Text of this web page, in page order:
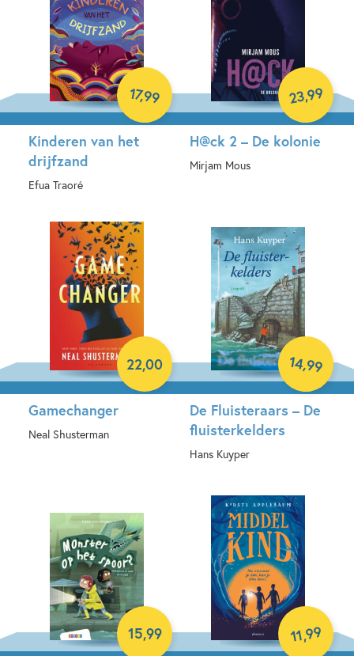
Kinderen van het
drijfzand
Efua Traoré
17,99
H@ck 2 – De kolonie
Mirjam Mous
23,99
Gamechanger
Neal Shusterman
22,00
De Fluisteraars – De
fluisterkelders
Hans Kuyper
14,99
15,99 11,99